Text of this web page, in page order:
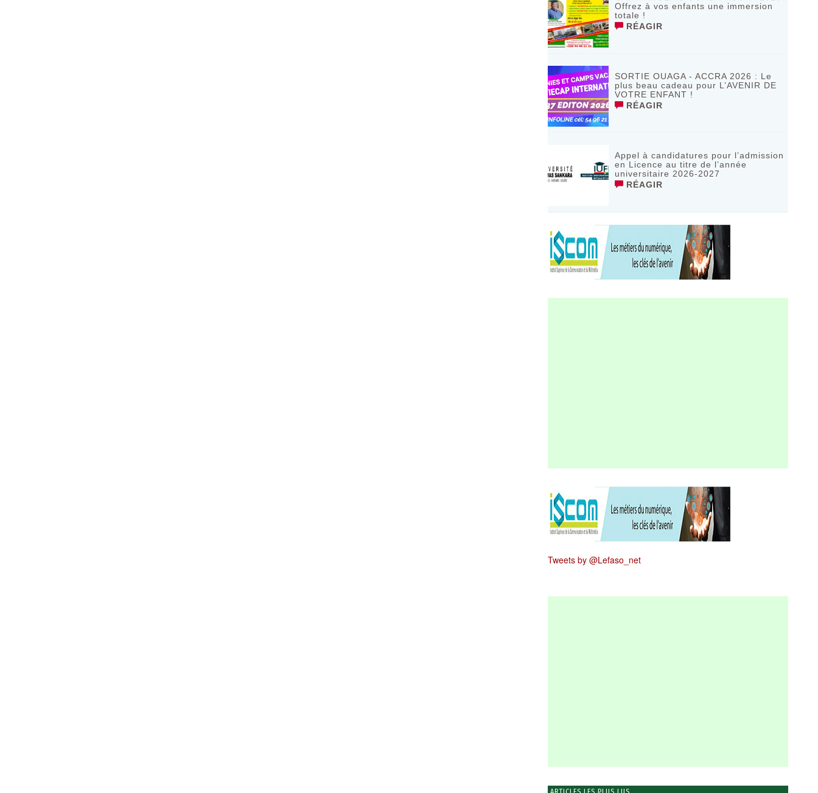
Offrez à vos enfants une immersion
totale !
RÉAGIR
SORTIE OUAGA - ACCRA 2026 : Le
plus beau cadeau pour L’AVENIR DE
VOTRE ENFANT !
RÉAGIR
Appel à candidatures pour l’admission
en Licence au titre de l’année
universitaire 2026-2027
RÉAGIR
Tweets by @Lefaso_net